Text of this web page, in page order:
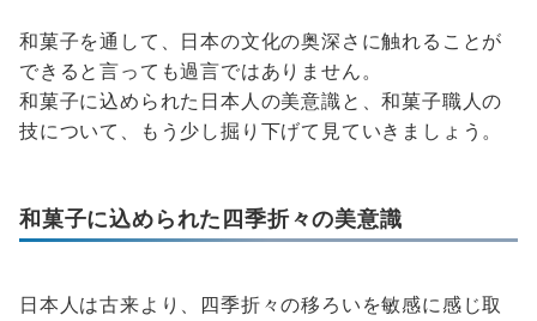
和菓子を通して、日本の文化の奥深さに触れることが
できると言っても過言ではありません。
和菓子に込められた日本人の美意識と、和菓子職人の
技について、もう少し掘り下げて見ていきましょう。
和菓子に込められた四季折々の美意識
日本人は古来より、四季折々の移ろいを敏感に感じ取